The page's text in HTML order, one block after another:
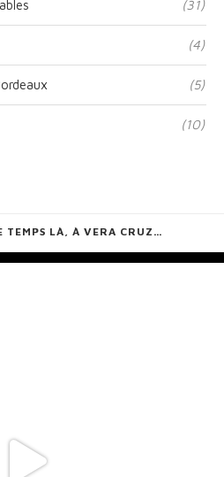
(31)
(4)
(5)
(10)
TEMPS LÀ, À VERA CRUZ…